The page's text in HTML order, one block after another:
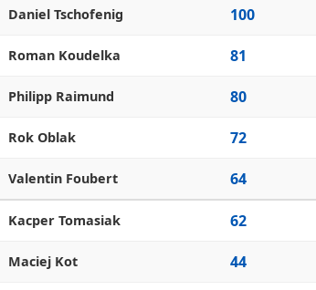
Daniel Tschofenig 100
Roman Koudelka 81
Philipp Raimund 80
Rok Oblak 72
Valentin Foubert 64
Kacper Tomasiak 62
Maciej Kot 44